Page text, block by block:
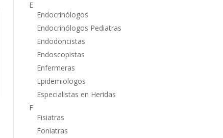
E
Endocrinólogos
Endocrinólogos Pediatras
Endodoncistas
Endoscopistas
Enfermeras
Epidemiologos
Especialistas en Heridas
F
Fisiatras
Foniatras